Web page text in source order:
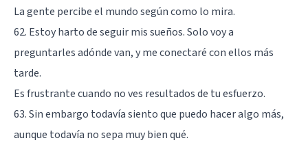
La gente percibe el mundo según como lo mira.
62. Estoy harto de seguir mis sueños. Solo voy a
preguntarles adónde van, y me conectaré con ellos más
tarde.
Es frustrante cuando no ves resultados de tu esfuerzo.
63. Sin embargo todavía siento que puedo hacer algo más,
aunque todavía no sepa muy bien qué.